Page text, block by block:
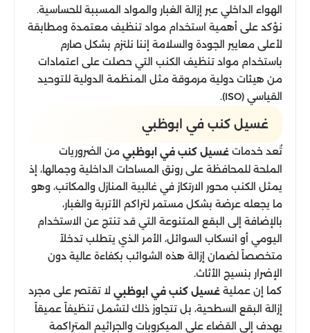
الهواء الداخلي عبر إزالة الغبار والمواد المسببة للحساسية.
نؤكد على أهمية استخدام مواد تنظيف معتمدة ومطابقة
لأعلى معايير الجودة والسلامة إننا نلتزم بشكل صارم
باستخدام مواد تنظيف الكنب التي حصلت على اعتمادات
من هيئات دولية مرموقة مثل المنظمة الدولية للتوحيد
القياسي (ISO).
غسيل كنب في ابوظبي
تُعد خدمات غسيل كنب في ابوظبي من الضروريات
الملحة للمحافظة على رونق المساحات الداخلية وجمالها، إذ
يمثل الكنب محور الارتكاز في غالبية المنازل والمكاتب، وهو
ما يجعله عرضة بشكل مستمر لتراكم الأتربة والغبار،
بالإضافة إلى البقع المتنوعة التي قد تنتج عن الاستخدام
اليومي أو انسكاب السوائل، الأمر الذي يتطلب تدخلاً
متخصصاً لضمان إزالة هذه الشوائب بكفاءة عالية دون
الإضرار بنسيج الأثاث.
كما إن عملية غسيل كنب في ابوظبي لا تقتصر على مجرد
إزالة البقع السطحية، بل تتجاوز ذلك لتشمل تنظيفاً عميقاً
يهدف إلى القضاء على الميكروبات والجراثيم المتراكمة